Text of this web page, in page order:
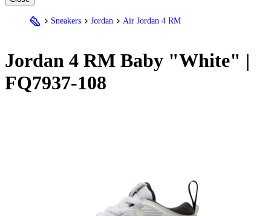
Sneakers Jordan Air Jordan 4 RM
Jordan 4 RM Baby "White" |
FQ7937-108